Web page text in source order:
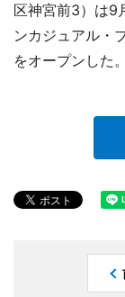
区神宮前3）は9
ンカジュアル・
をオープンした。